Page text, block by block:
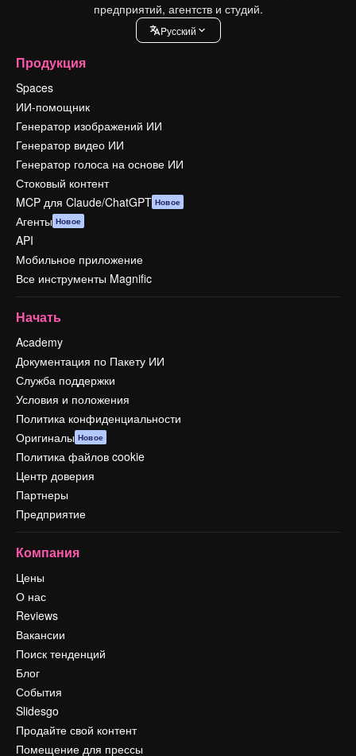
предприятий, агентств и студий.
Pусский
Продукция
Spaces
ИИ-помощник
Генератор изображений ИИ
Генератор видео ИИ
Генератор голоса на основе ИИ
Стоковый контент
MCP для Claude/ChatGPT Новое
Агенты Новое
API
Мобильное приложение
Все инструменты Magnific
Начать
Academy
Документация по Пакету ИИ
Служба поддержки
Условия и положения
Политика конфиденциальности
Оригиналы Новое
Политика файлов cookie
Центр доверия
Партнеры
Предприятие
Компания
Цены
О нас
Reviews
Вакансии
Поиск тенденций
Блог
События
Slidesgo
Продайте свой контент
Помещение для прессы